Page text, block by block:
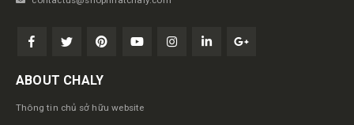
ABOUT CHALY
Thông tin chủ sở hữu website